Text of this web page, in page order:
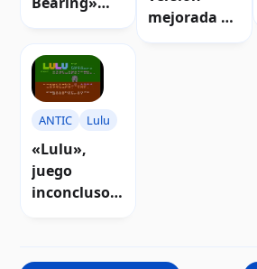
Descarga
mejorada de
ANTIC Lulu
«Lulu»,
juego
inconcluso
Descarga